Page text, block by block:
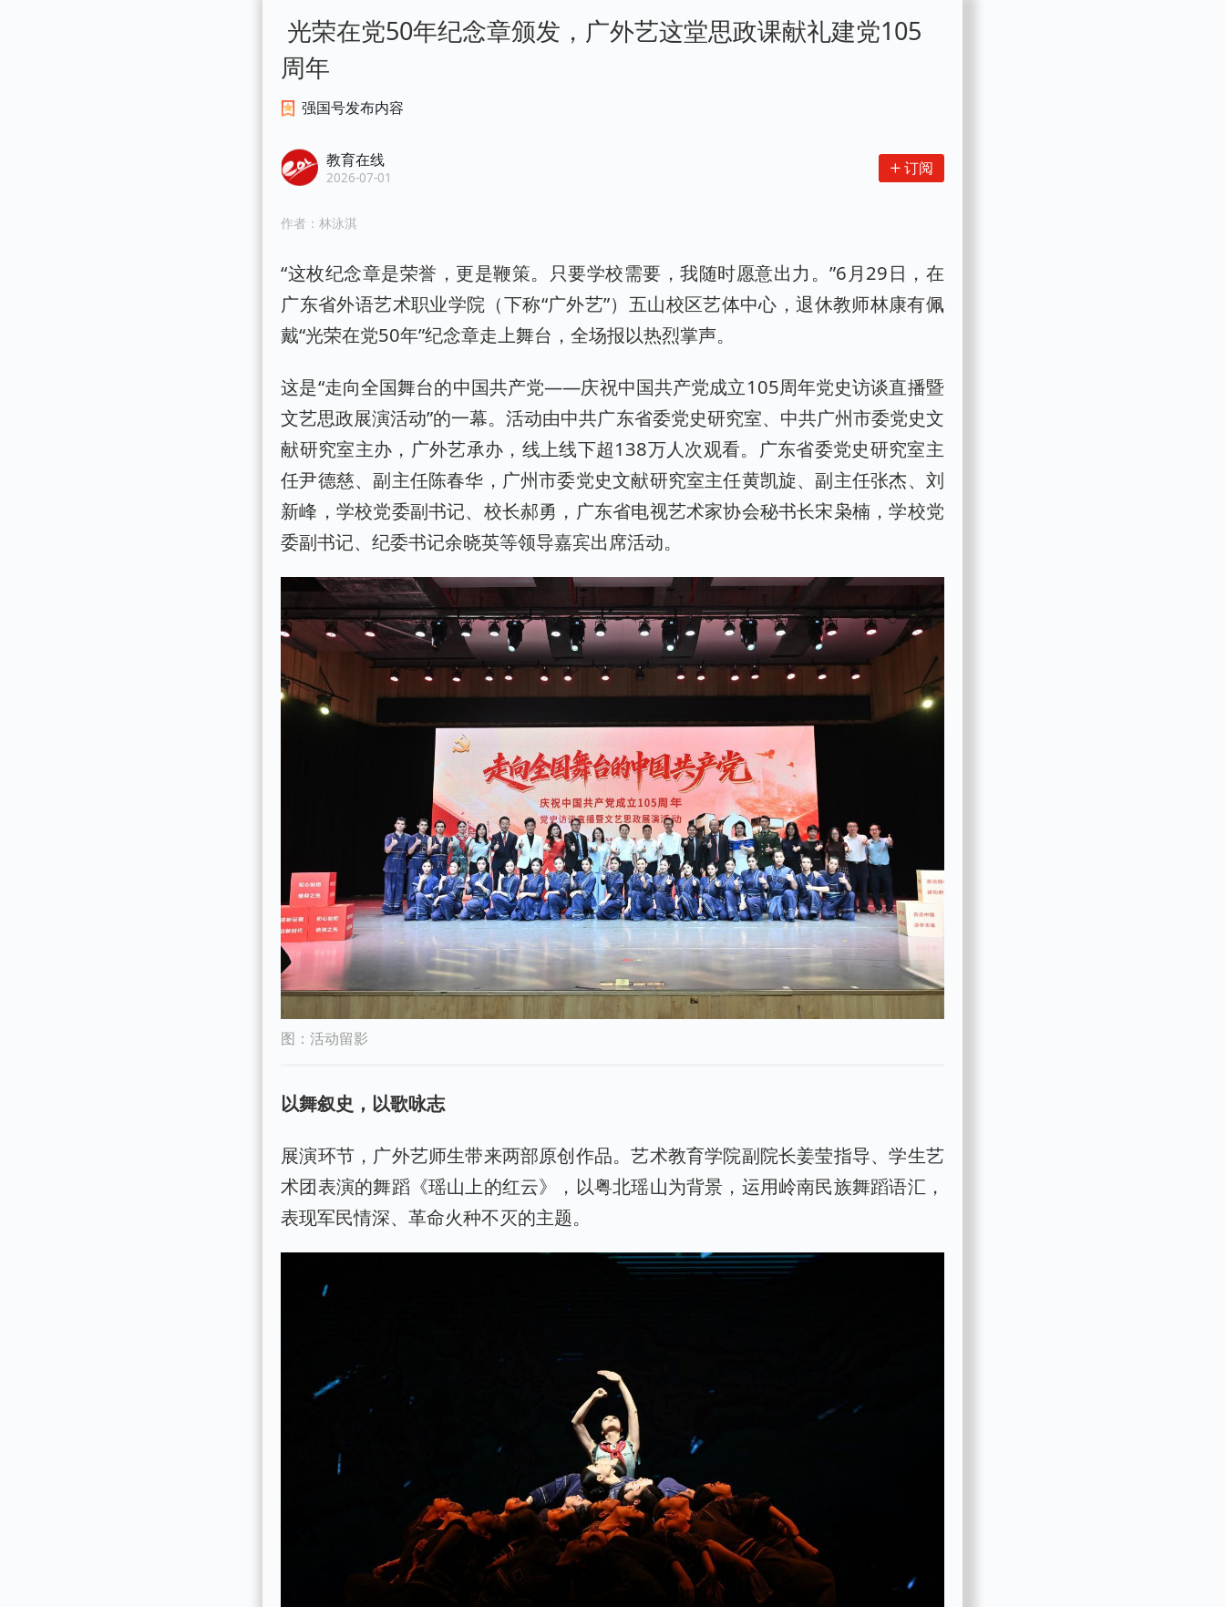
光荣在党50年纪念章颁发，广外艺这堂思政课献礼建党105
周年
强国号发布内容
教育在线
2026-07-01 订阅
作者：林泳淇
“这枚纪念章是荣誉，更是鞭策。只要学校需要，我随时愿意出力。”6月29日，在
广东省外语艺术职业学院（下称“广外艺”）五山校区艺体中心，退休教师林康有佩
戴“光荣在党50年”纪念章走上舞台，全场报以热烈掌声。
这是“走向全国舞台的中国共产党——庆祝中国共产党成立105周年党史访谈直播暨
文艺思政展演活动”的一幕。活动由中共广东省委党史研究室、中共广州市委党史文
献研究室主办，广外艺承办，线上线下超138万人次观看。广东省委党史研究室主
任尹德慈、副主任陈春华，广州市委党史文献研究室主任黄凯旋、副主任张杰、刘
新峰，学校党委副书记、校长郝勇，广东省电视艺术家协会秘书长宋枭楠，学校党
委副书记、纪委书记余晓英等领导嘉宾出席活动。
图：活动留影
以舞叙史，以歌咏志
展演环节，广外艺师生带来两部原创作品。艺术教育学院副院长姜莹指导、学生艺
术团表演的舞蹈《瑶山上的红云》，以粤北瑶山为背景，运用岭南民族舞蹈语汇，
表现军民情深、革命火种不灭的主题。